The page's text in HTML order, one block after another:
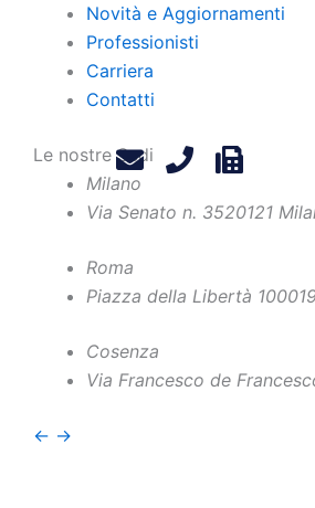
Novità e Aggiornamenti
Professionisti
Carriera
Contatti
Le nostre Sedi
Milano
Via Senato n. 3520121
Roma
Piazza della Libertà 10
Cosenza
Via Francesco de
← →